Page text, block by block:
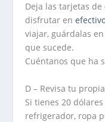
Deja las tarjetas de
disfrutar en
viajar, guárdalas
que sucede.
Cuéntanos que ha
D – Revisa tu
Si tienes 20
refrigerador, ropa